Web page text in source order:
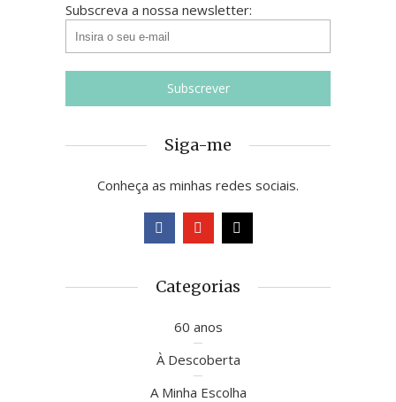
Subscreva a nossa newsletter:
Siga-me
Conheça as minhas redes sociais.
Categorias
60 anos
À Descoberta
A Minha Escolha